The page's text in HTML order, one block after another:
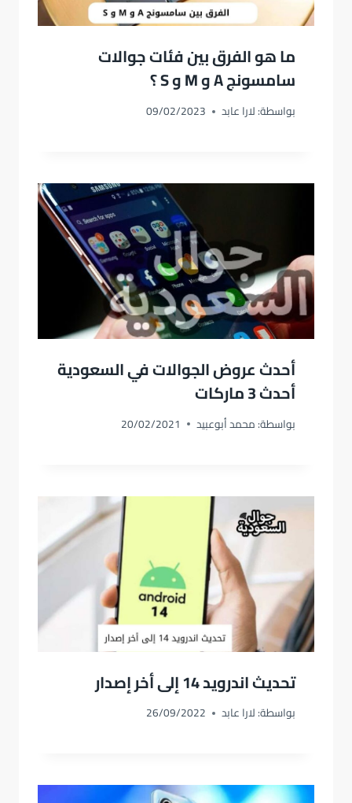
ما هو الفرق بين فئات جوالات
سامسونج A و M و S ؟
بواسطة:لارا عابد 09/02/2023
أحدث عروض الجوالات في السعودية
أحدث 3 ماركات
بواسطة:محمد أبوعبيد 20/02/2021
تحديث اندرويد 14 إلى أخر إصدار
بواسطة:لارا عابد 26/09/2022